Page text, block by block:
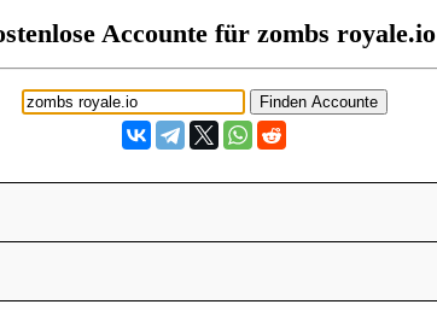
Accounte für zombs royale.io